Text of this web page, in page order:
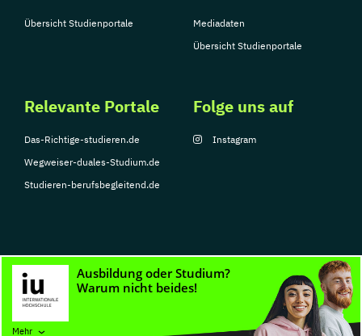
Mehr
Übersicht Studienportale
Mediadaten
Übersicht Studienportale
Relevante Portale
Das-Richtige-studieren.de
Wegweiser-duales-Studium.de
Studieren-berufsbegleitend.de
Folge uns auf
Instagram
© Copyright 2026, TarGroup Media GmbH
Nutzungsbedingungen